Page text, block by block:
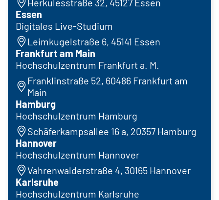
Herkulesstraße 32, 45127 Essen
Essen
Digitales Live-Studium
Leimkugelstraße 6, 45141 Essen
Frankfurt am Main
Hochschulzentrum Frankfurt a. M.
Franklinstraße 52, 60486 Frankfurt am
Main
Hamburg
Hochschulzentrum Hamburg
Schäferkampsallee 16 a, 20357 Hamburg
Hannover
Hochschulzentrum Hannover
Vahrenwalderstraße 4, 30165 Hannover
Karlsruhe
Hochschulzentrum Karlsruhe